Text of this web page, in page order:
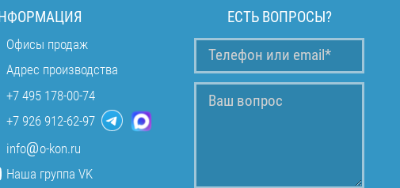
Офисы продаж
Адрес производства
+7 495 178-00-74
+7 926 912-62-97
info
o-kon.ru
Наша группа VK
ЕСТЬ ВОПРОСЫ?